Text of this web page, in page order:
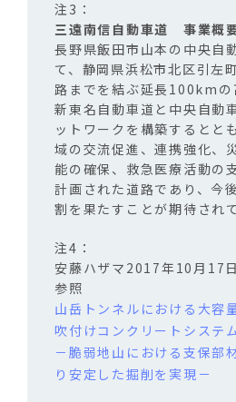
三遠南信自動車道 事業概
長野県飯田市山本の中央自
て、静岡県浜松市北区引左
路までを結ぶ延長100kmの
新東名自動車道と中央自動
ットワークを構築するとと
域の交流促進、連携強化、
能の確保、救急医療活動の
計画された道路であり、今
割を果たすことが期待され
安藤ハザマ2017年10月17
参照
山岳トンネルにおける大容
吹付けコンクリートシステ
－脆弱地山における支保部
り安定した掘削を実現－